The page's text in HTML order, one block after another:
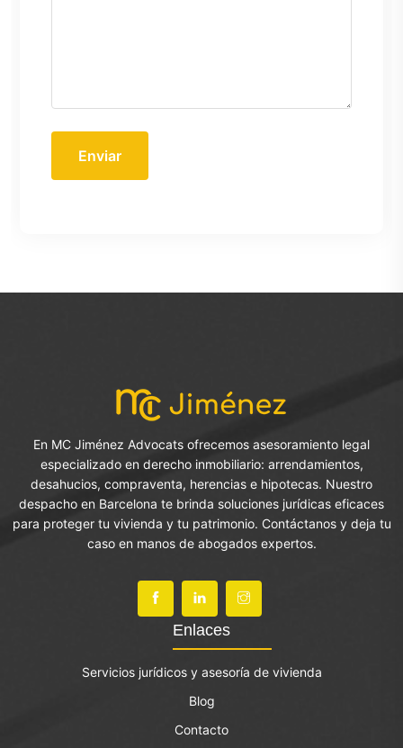
Enviar
En MC Jiménez Advocats ofrecemos asesoramiento legal
especializado en derecho inmobiliario: arrendamientos,
desahucios, compraventa, herencias e hipotecas. Nuestro
despacho en Barcelona te brinda soluciones jurídicas eficaces
para proteger tu vivienda y tu patrimonio. Contáctanos y deja tu
caso en manos de abogados expertos.
Enlaces
Servicios jurídicos y asesoría de vivienda
Blog
Contacto